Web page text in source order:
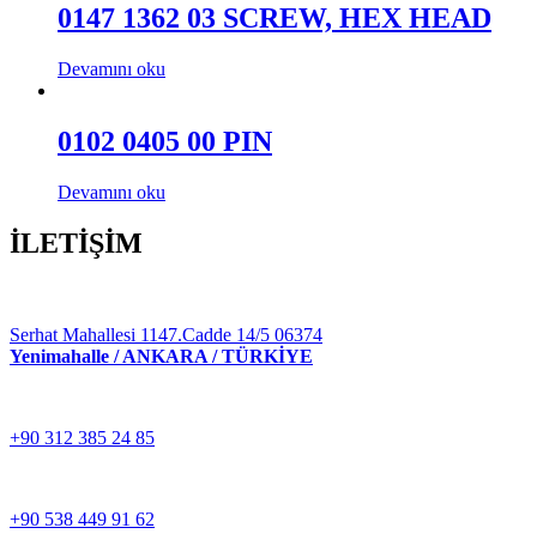
0147 1362 03 SCREW, HEX HEAD
Devamını oku
0102 0405 00 PIN
Devamını oku
İLETİŞİM
Serhat Mahallesi 1147.Cadde 14/5 06374
Yenimahalle / ANKARA / TÜRKİYE
+90 312 385 24 85
+90 538 449 91 62